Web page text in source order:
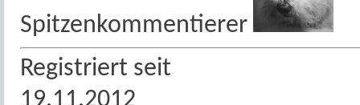
Spitzenkommentierer
Registriert seit